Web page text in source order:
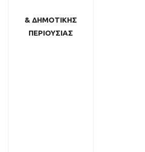
& ΔΗΜΟΤΙΚΗΣ
ΠΕΡΙΟΥΣΙΑΣ